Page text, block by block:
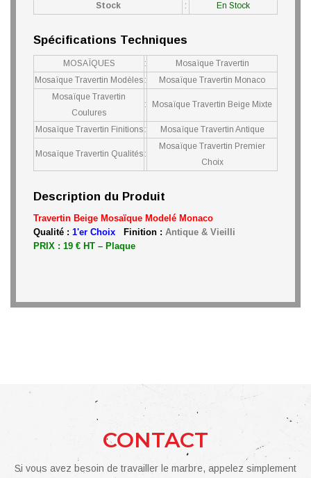
Stock
: En Stock
Spécifications Techniques
MOSAÏQUES :
Mosaïque Travertin
Mosaïque Travertin Modèles :
Mosaïque Travertin Monaco
Mosaïque Travertin
Coulures
: Mosaïque Travertin Beige Mixte
Mosaïque Travertin Finitions : Mosaïque Travertin Antique
Mosaïque Travertin Qualités :
Mosaïque Travertin Premier
Choix
Description du Produit
Travertin Beige Mosaïque Modelé Monaco
Qualité : 1'er Choix Finition : Antique & Vieilli
PRIX : 19 € HT – Plaque
CONTACT
Si vous avez besoin de travailler le marbre, appelez simplement